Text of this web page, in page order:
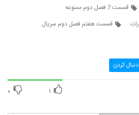
قسمت 7 فصل دوم ممنوعه
قسمت هفتم فصل دوم سریال
دنبال کردن
۱ ۰